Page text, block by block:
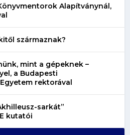
Alapítványnál,
származnak?
mint a gépeknek –
a Budapesti
rektorával
sarkát”
kutatói